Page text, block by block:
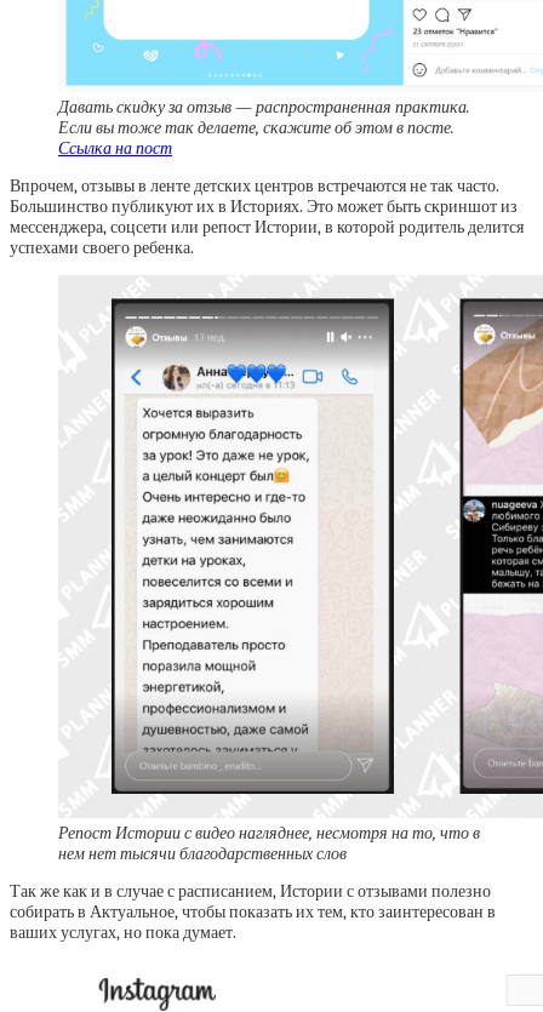
Давать скидку за отзыв — распространенная практика.
Если вы тоже так делаете, скажите об этом в посте.
Ссылка на пост
Впрочем, отзывы в ленте детских центров встречаются не так часто.
Большинство публикуют их в Историях. Это может быть скриншот из
мессенджера, соцсети или репост Истории, в которой родитель делится
успехами своего ребенка.
Репост Истории с видео нагляднее, несмотря на то, что в
нем нет тысячи благодарственных слов
Так же как и в случае с расписанием, Истории с отзывами полезно
собирать в Актуальное, чтобы показать их тем, кто заинтересован в
ваших услугах, но пока думает.